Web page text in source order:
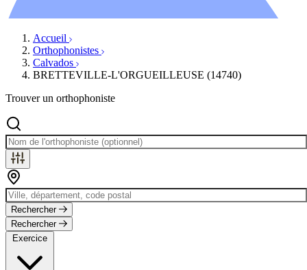
Accueil
Orthophonistes
Calvados
BRETTEVILLE-L'ORGUEILLEUSE (14740)
Trouver un orthophoniste
Rechercher
Rechercher
Exercice